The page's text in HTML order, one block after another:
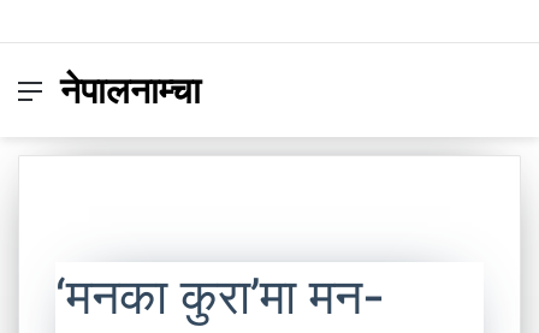
Menu
नेपालनाम्चा
‘मनका कुरा’मा मन-